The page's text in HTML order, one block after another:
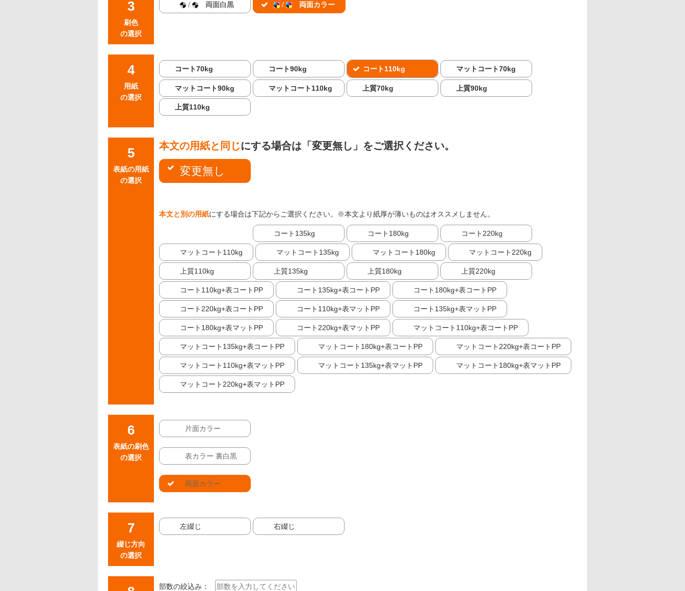
刷色
の選択
/ 両面白黒 / 両面カラー
用紙
の選択
コート70kg コート90kg コート110kg マットコート70kg
マットコート90kg マットコート110kg 上質70kg 上質90kg
上質110kg
表紙の用紙
の選択
本文の用紙と同じにする場合は「変更無し」をご選択ください。
変更無し
本文と別の用紙にする場合は下記からご選択ください。※本文より紙厚が薄いものはオススメしません。
コート135kg コート180kg コート220kg
マットコート110kg マットコート135kg マットコート180kg マットコート220kg
上質110kg 上質135kg 上質180kg 上質220kg
コート110kg+表コートPP コート135kg+表コートPP コート180kg+表コートPP
コート220kg+表コートPP コート110kg+表マットPP コート135kg+表マットPP
コート180kg+表マットPP コート220kg+表マットPP マットコート110kg+表コートPP
マットコート135kg+表コートPP マットコート180kg+表コートPP マットコート220kg+表コートPP
マットコート110kg+表マットPP マットコート135kg+表マットPP マットコート180kg+表マットPP
マットコート220kg+表マットPP
表紙の刷色
の選択
片面カラー
表カラー 裏白黒
両面カラー
綴じ方向
の選択
左綴じ 右綴じ
部数の絞込み：